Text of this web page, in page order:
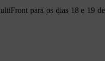
para os dias 18 e 19 de